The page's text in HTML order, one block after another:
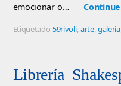
emocionar o…
Etiquetado59rivoli,arte,galeria
Librería